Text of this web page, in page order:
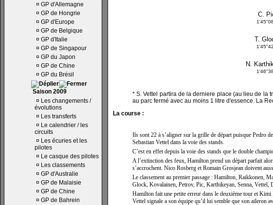
¤ GP d'Allemagne
¤ GP de Hongrie
¤ GP d'Europe
¤ GP de Belgique
¤ GP d'Italie
¤ GP de Singapour
¤ GP du Japon
¤ GP de Chine
¤ GP du Brésil
Saison 2009
¤ Les changements /
évolutions
¤ Les transferts
¤ Le calendrier / les
circuits
¤ Les écuries et les
pilotes
¤ Le casque des pilotes
¤ Les classements
¤ GP d'Australie
¤ GP de Malaisie
¤ GP de Chine
¤ GP de Bahrein
C.
T.
N.
* S. Vettel partira de la derniere place (au lieu de la
au parc fermé avec au moins 1 litre d'essence. La
La course :
Ils sont 22 à s’aligner sur la grille de départ puisque Pedro
Sebastian Vettel dans la voie des stands.
C’est en effet depuis la voie des stands que le double
A l’extinction des feux, Hamilton prend un départ parfait
s’accrochent. Nico Rosberg et Romain Grosjean doivent
Le classement au premier passage : Hamilton, Raikkonen,
Glock, Kovalainen, Petrov, Pic, Karthikeyan, Senna, Vettel,
Hamilton fait une petite erreur dans le deuxième tour et Kimi
Vettel signale a son équipe qu’il lui semble que son aileron